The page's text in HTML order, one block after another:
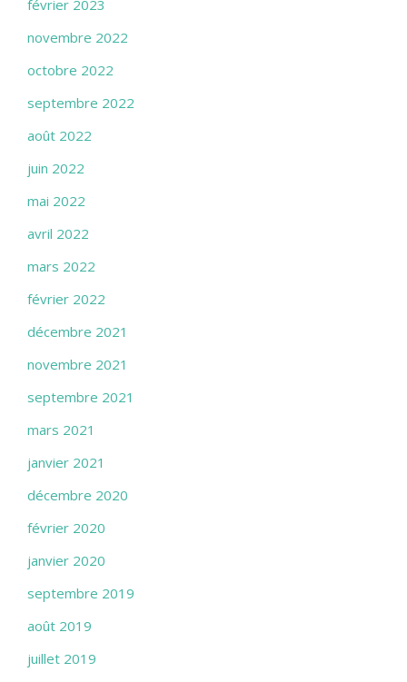
février 2023
novembre 2022
octobre 2022
septembre 2022
août 2022
juin 2022
mai 2022
avril 2022
mars 2022
février 2022
décembre 2021
novembre 2021
septembre 2021
mars 2021
janvier 2021
décembre 2020
février 2020
janvier 2020
septembre 2019
août 2019
juillet 2019